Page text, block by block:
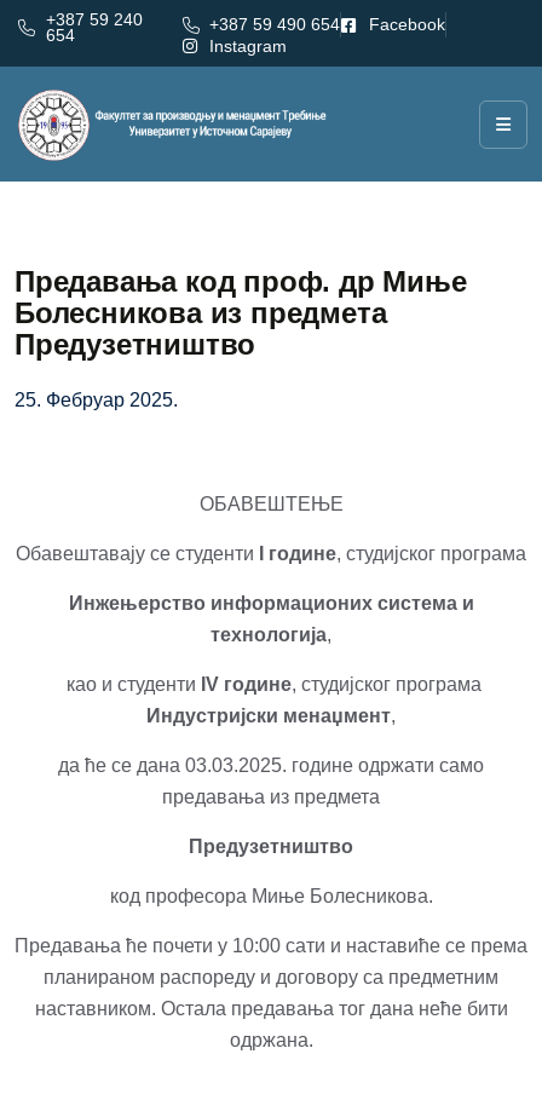
+387 59 240
654
+387 59 490 654
Facebook
Instagram
Предавања код проф. др Миње
Болесникова из предмета
Предузетништво
25. Фебруар 2025.
ОБАВЕШТЕЊЕ
Обавештавају се студенти I године, студијског програма
Инжењерство информационих система и
технологија,
као и студенти IV године, студијског програма
Индустријски менаџмент,
да ће се дана 03.03.2025. године одржати само
предавања из предмета
Предузетништво
код професора Миње Болесниковa.
Предавања ће почети у 10:00 сати и наставиће се према
планираном распореду и договору са предметним
наставником. Остала предавања тог дана неће бити
одржана.